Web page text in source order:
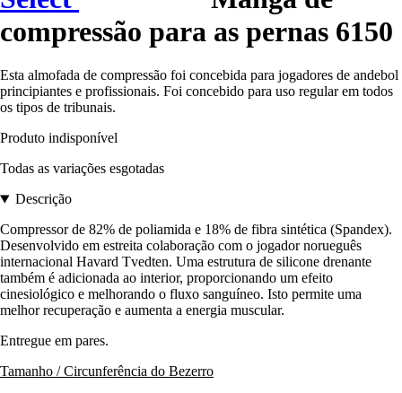
compressão para as pernas 6150
Esta almofada de compressão foi concebida para jogadores de andebol
principiantes e profissionais. Foi concebido para uso regular em todos
os tipos de tribunais.
Produto indisponível
Todas as variações esgotadas
Descrição
Compressor de 82% de poliamida e 18% de fibra sintética (Spandex).
Desenvolvido em estreita colaboração com o jogador norueguês
internacional Havard Tvedten. Uma estrutura de silicone drenante
também é adicionada ao interior, proporcionando um efeito
cinesiológico e melhorando o fluxo sanguíneo. Isto permite uma
melhor recuperação e aumenta a energia muscular.
Entregue em pares.
Tamanho / Circunferência do Bezerro